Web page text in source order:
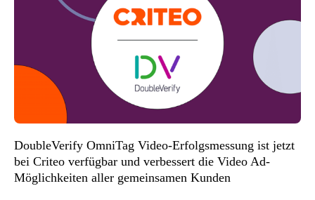
DoubleVerify OmniTag Video-Erfolgsmessung ist jetzt
bei Criteo verfügbar und verbessert die Video Ad-
Möglichkeiten aller gemeinsamen Kunden